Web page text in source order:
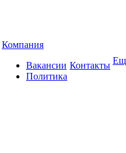
Компания
Вакансии
Политика
Контакты